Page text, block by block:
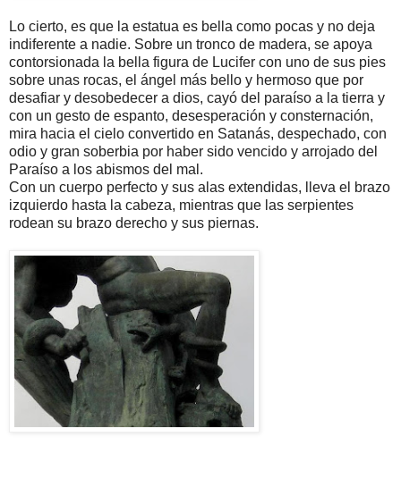
Lo cierto, es que la estatua es bella como pocas y no deja
indiferente a nadie. Sobre un tronco de madera, se apoya
contorsionada la bella figura de Lucifer con uno de sus pies
sobre unas rocas, el ángel más bello y hermoso que por
desafiar y desobedecer a dios, cayó del paraíso a la tierra y
con un gesto de espanto, desesperación y consternación,
mira hacia el cielo convertido en Satanás, despechado, con
odio y gran soberbia por haber sido vencido y arrojado del
Paraíso a los abismos del mal.
Con un cuerpo perfecto y sus alas extendidas, lleva el brazo
izquierdo hasta la cabeza, mientras que las serpientes
rodean su brazo derecho y sus piernas.